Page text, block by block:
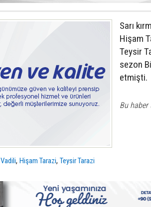
Sarı
Hişam
Teysir
sezon
etmişti.
Bu
Vadili,Hişam Tarazi,Teysir Tarazi